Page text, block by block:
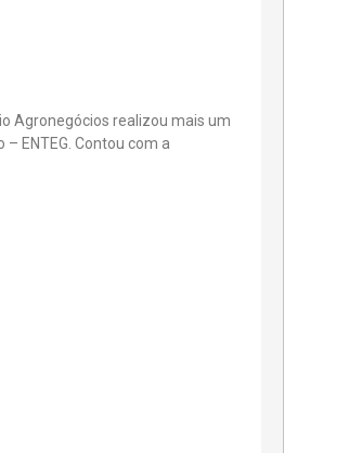
Agronegócios realizou mais um
– ENTEG. Contou com a